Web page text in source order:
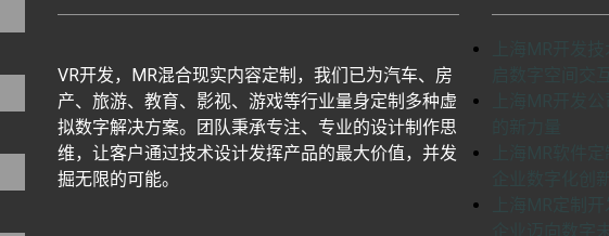
VR开发，MR混合现实内容定制，我们已为汽车、房
产、旅游、教育、影视、游戏等行业量身定制多种虚
拟数字解决方案。团队秉承专注、专业的设计制作思
维，让客户通过技术设计发挥产品的最大价值，并发
掘无限的可能。